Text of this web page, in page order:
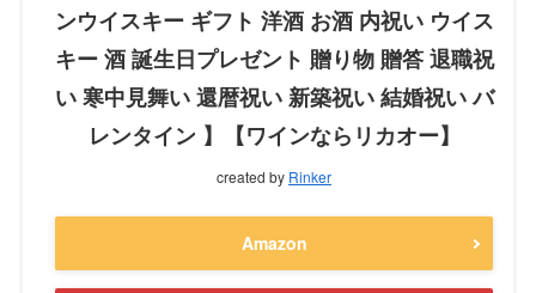
ンウイスキー ギフト 洋酒 お酒 内祝い ウイス
キー 酒 誕生日プレゼント 贈り物 贈答 退職祝
い 寒中見舞い 還暦祝い 新築祝い 結婚祝い バ
レンタイン 】【ワインならリカオー】
created by Rinker
Amazon